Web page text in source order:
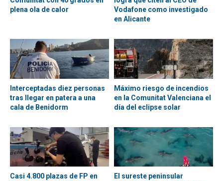
plena ola de calor
Vodafone como investigado
en Alicante
Interceptadas diez personas
tras llegar en patera a una
cala de Benidorm
Máximo riesgo de incendios
en la Comunitat Valenciana el
día del eclipse solar
Casi 4.800 plazas de FP en
El sureste peninsular